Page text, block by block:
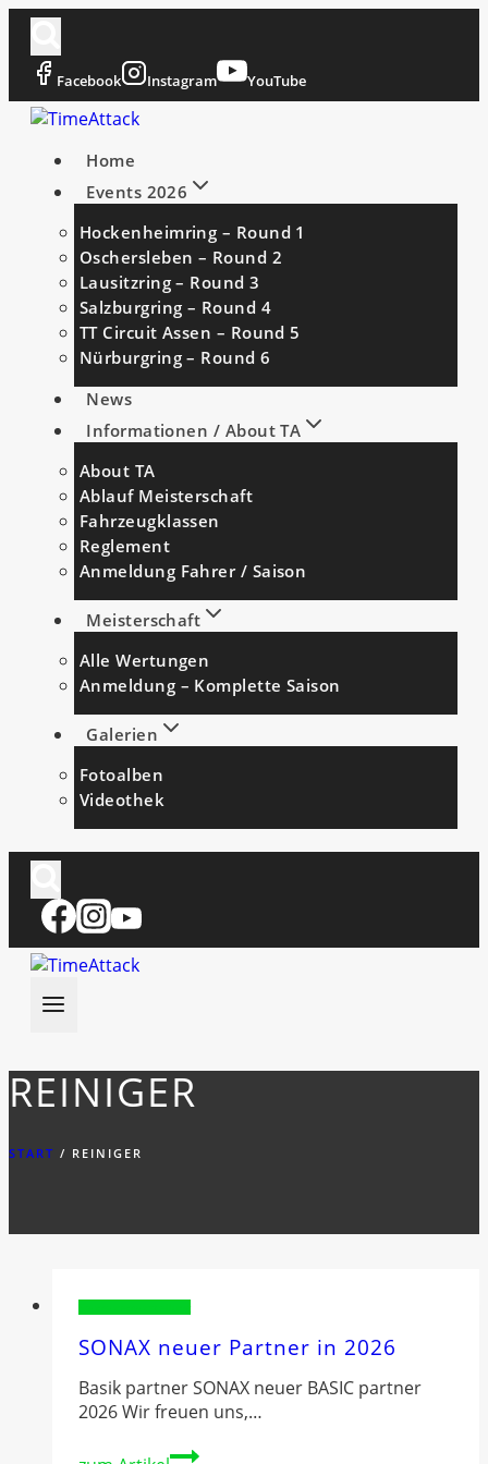
Zum
springen
Facebook Instagram YouTube
Home
Events 2026
Hockenheimring – Round 1
Oschersleben – Round 2
Lausitzring – Round 3
Salzburgring – Round 4
TT Circuit Assen – Round 5
Nürburgring – Round 6
News
Informationen / About TA
About TA
Ablauf Meisterschaft
Fahrzeugklassen
Reglement
Anmeldung Fahrer / Saison
Meisterschaft
Alle Wertungen
Anmeldung – Komplette Saison
Galerien
Fotoalben
Videothek
REINIGER
START / REINIGER
SONAX neuer Partner in 2026
Basik partner SONAX neuer BASIC partner
2026 Wir freuen uns,…
SONAX